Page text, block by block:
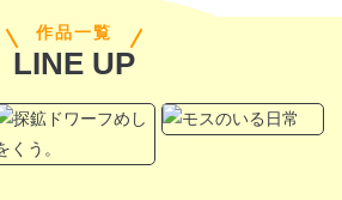
閉じる
作品一覧
LINE UP